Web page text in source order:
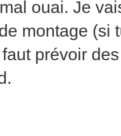
ouai. Je
montage (si
prévoir